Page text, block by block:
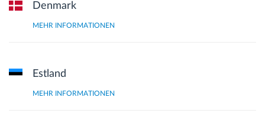
Denmark
MEHR INFORMATIONEN
Estland
MEHR INFORMATIONEN